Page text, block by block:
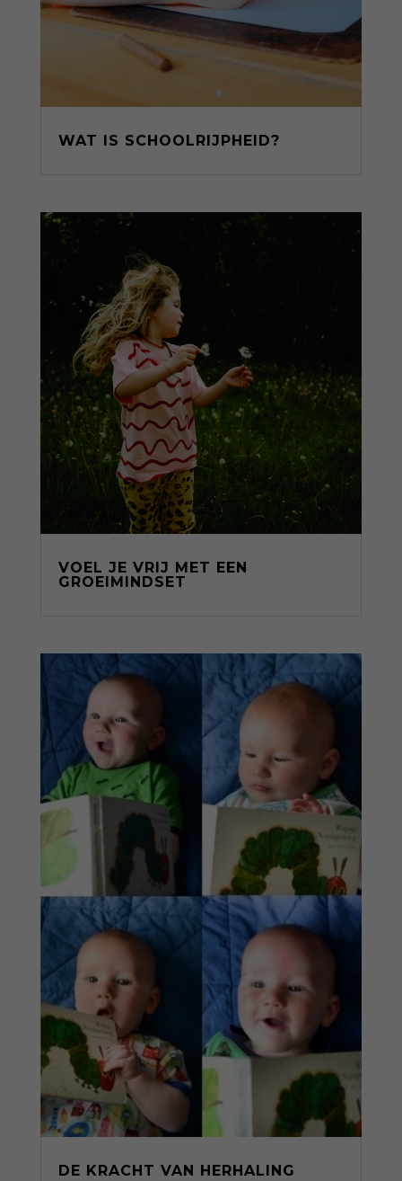
WAT IS SCHOOLRIJPHEID?
VOEL JE VRIJ MET EEN
GROEIMINDSET
DE KRACHT VAN HERHALING